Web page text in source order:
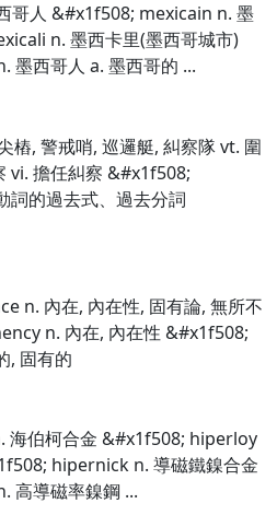
哥人 &#x1f508; mexicain n. 墨
n. 墨西卡里(墨西哥城市)
墨西哥人 a. 墨西哥的 ...
, 警戒哨, 巡邏艇, 糾察隊 vt. 圍
vi. 擔任糾察 &#x1f508;
的過去式、過去分詞
n. 內在, 內在性, 固有論, 無所不
n. 內在, 內在性 &#x1f508;
, 固有的
海伯柯合金 &#x1f508; hiperloy
hipernick n. 導磁鐵鎳合金
高導磁率鎳鋼 ...